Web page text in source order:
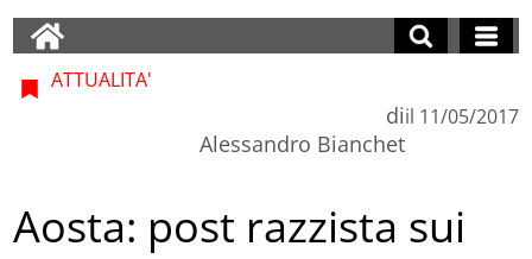
ATTUALITA'
di
Alessandro Bianchet
il 11/05/2017
Aosta: post razzista sui